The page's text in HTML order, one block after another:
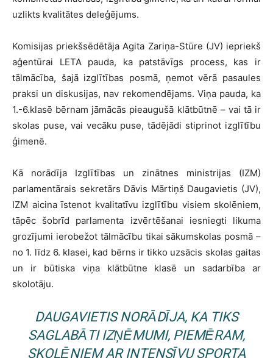
uzlikts kvalitātes deleģējums.
Komisijas priekšsēdētāja Agita Zariņa-Stūre (JV) iepriekš
aģentūrai LETA pauda, ka patstāvīgs process, kas ir
tālmācība, šajā izglītības posmā, ņemot vērā pasaules
praksi un diskusijas, nav rekomendējams. Viņa pauda, ka
1.-6.klasē bērnam jāmācās pieaugušā klātbūtnē – vai tā ir
skolas puse, vai vecāku puse, tādējādi stiprinot izglītību
ģimenē.
Kā norādīja Izglītības un zinātnes ministrijas (IZM)
parlamentārais sekretārs Dāvis Mārtiņš Daugavietis (JV),
IZM aicina īstenot kvalitatīvu izglītību visiem skolēniem,
tāpēc šobrīd parlamenta izvērtēšanai iesniegti likuma
grozījumi ierobežot tālmācību tikai sākumskolas posmā –
no 1. līdz 6. klasei, kad bērns ir tikko uzsācis skolas gaitas
un ir būtiska viņa klātbūtne klasē un sadarbība ar
skolotāju.
DAUGAVIETIS NORĀDĪJA, KA TIKS
SAGLABĀTI IZŅĒMUMI, PIEMĒRAM,
SKOLĒNIEM AR INTENSĪVU SPORTA